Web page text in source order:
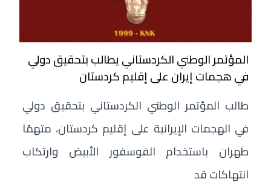
المؤتمر الوطني الكردستاني يطالب بتحقيق دولي
في هجمات إيران على إقليم كردستان
طالب المؤتمر الوطني الكردستاني بتحقيق دولي
في الهجمات الإيرانية على إقليم كردستان، متهمًا
طهران باستخدام الفوسفور الأبيض وارتكاب
انتهاكات قد